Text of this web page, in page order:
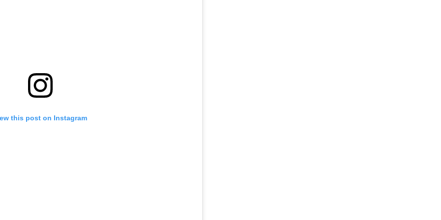
this post on Instagram